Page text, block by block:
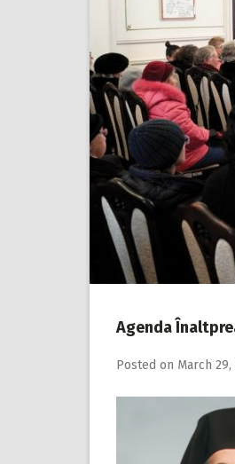
Agenda
Posted on March 29,